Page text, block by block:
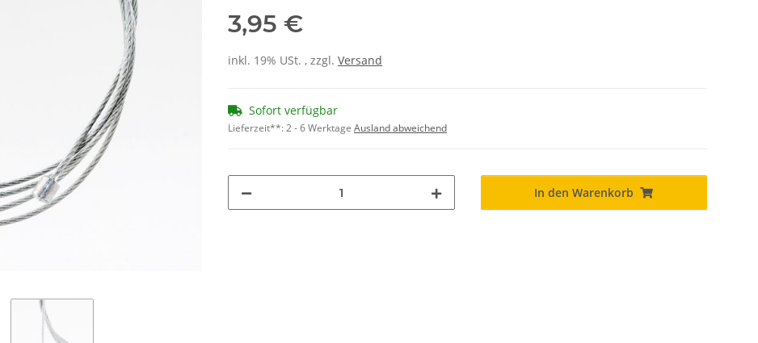
3,95 €
inkl. 19% USt. , zzgl. Versand
Sofort verfügbar
Lieferzeit**:2 - 6 Werktage Ausland abweichend
In den Warenkorb